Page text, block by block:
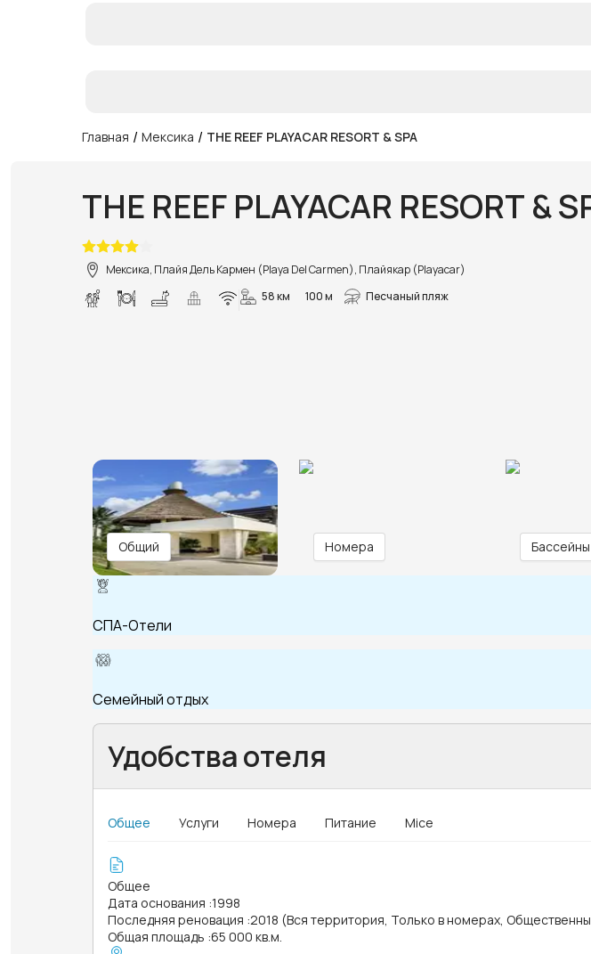
Главная / Мексика / THE REEF PLAYACAR RESORT & SPA
THE REEF PLAYACAR RESORT &
Мексика, Плайя Дель Кармен (Playa Del Carmen), Плайякар (Playacar)
58 км
100 м Песчаный пляж
Общий Номера Бассейны
СПА-Отели
Семейный отдых
Удобства отеля
Общее Услуги Номера Питание Mice
Общее
Дата основания :1998
Последняя реновация :2018 (Вся территория, Только в номерах,
Общая площадь :65 000 кв.м.